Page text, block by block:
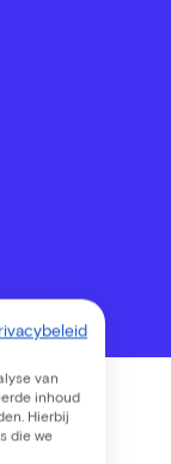
van
inhoud
Hierbij
die we